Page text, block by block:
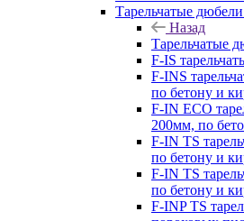
Тарельчатые дюбели
Назад
Тарельчатые
F-IS
F-INS
по бетону и
F-IN ECO
200мм, по
F-IN TS
по бетону и
F-IN TS
по бетону и
F-INP TS